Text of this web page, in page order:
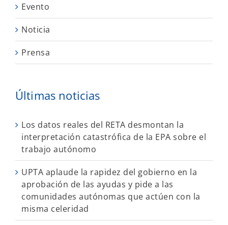
Evento
Noticia
Prensa
Últimas noticias
Los datos reales del RETA desmontan la
interpretación catastrófica de la EPA sobre el
trabajo autónomo
UPTA aplaude la rapidez del gobierno en la
aprobación de las ayudas y pide a las
comunidades autónomas que actúen con la
misma celeridad